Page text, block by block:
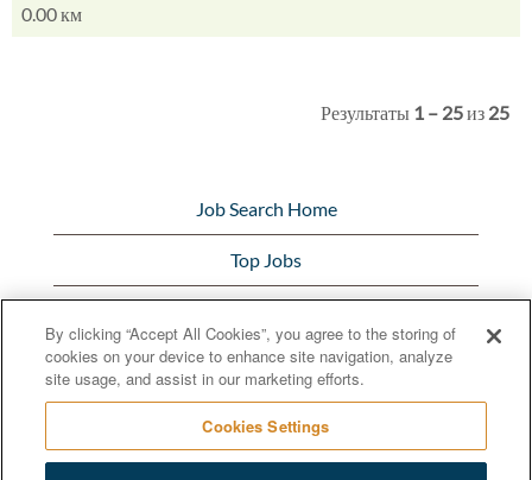
0.00 км
Результаты 1 – 25из 25
Job Search Home
Top Jobs
Bunge.com
By clicking “Accept All Cookies”, you agree to the storing of
cookies on your device to enhance site navigation, analyze
site usage, and assist in our marketing efforts.
Cookies Settings